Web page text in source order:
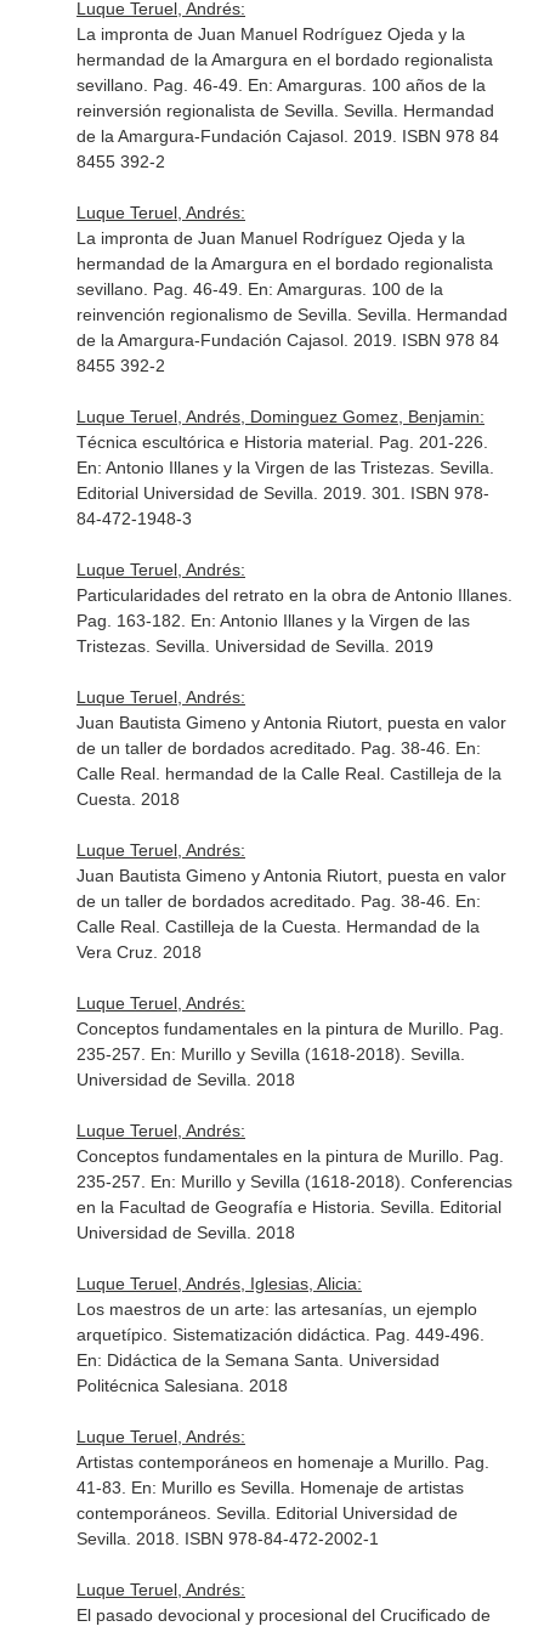
Luque Teruel, Andrés:
La impronta de Juan Manuel Rodríguez Ojeda y la
hermandad de la Amargura en el bordado regionalista
sevillano. Pag. 46-49. En: Amarguras. 100 años de la
reinversión regionalista de Sevilla . Sevilla. Hermandad
de la Amargura-Fundación Cajasol. 2019. ISBN 978 84
8455 392-2
Luque Teruel, Andrés:
La impronta de Juan Manuel Rodríguez Ojeda y la
hermandad de la Amargura en el bordado regionalista
sevillano. Pag. 46-49. En: Amarguras. 100 de la
reinvención regionalismo de Sevilla . Sevilla. Hermandad
de la Amargura-Fundación Cajasol. 2019. ISBN 978 84
8455 392-2
Luque Teruel, Andrés, Dominguez Gomez, Benjamin:
Técnica escultórica e Historia material. Pag. 201-226.
En: Antonio Illanes y la Virgen de las Tristezas. Sevilla.
Editorial Universidad de Sevilla. 2019. 301. ISBN 978-
84-472-1948-3
Luque Teruel, Andrés:
Particularidades del retrato en la obra de Antonio Illanes.
Pag. 163-182. En: Antonio Illanes y la Virgen de las
Tristezas. Sevilla. Universidad de Sevilla. 2019
Luque Teruel, Andrés:
Juan Bautista Gimeno y Antonia Riutort, puesta en valor
de un taller de bordados acreditado. Pag. 38-46. En:
Calle Real. hermandad de la Calle Real. Castilleja de la
Cuesta. 2018
Luque Teruel, Andrés:
Juan Bautista Gimeno y Antonia Riutort, puesta en valor
de un taller de bordados acreditado. Pag. 38-46. En:
Calle Real. Castilleja de la Cuesta. Hermandad de la
Vera Cruz. 2018
Luque Teruel, Andrés:
Conceptos fundamentales en la pintura de Murillo. Pag.
235-257. En: Murillo y Sevilla (1618-2018) . Sevilla.
Universidad de Sevilla. 2018
Luque Teruel, Andrés:
Conceptos fundamentales en la pintura de Murillo. Pag.
235-257. En: Murillo y Sevilla (1618-2018). Conferencias
en la Facultad de Geografía e Historia . Sevilla. Editorial
Universidad de Sevilla. 2018
Luque Teruel, Andrés, Iglesias, Alicia:
Los maestros de un arte: las artesanías, un ejemplo
arquetípico. Sistematización didáctica. Pag. 449-496.
En: Didáctica de la Semana Santa . Universidad
Politécnica Salesiana. 2018
Luque Teruel, Andrés:
Artistas contemporáneos en homenaje a Murillo. Pag.
41-83. En: Murillo es Sevilla. Homenaje de artistas
contemporáneos. Sevilla. Editorial Universidad de
Sevilla. 2018. ISBN 978-84-472-2002-1
Luque Teruel, Andrés:
El pasado devocional y procesional del Crucificado de